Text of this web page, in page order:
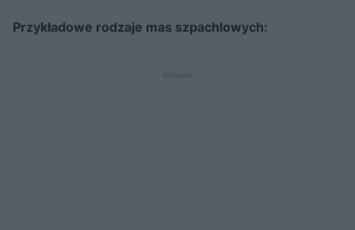
Przykładowe rodzaje mas szpachlowych: